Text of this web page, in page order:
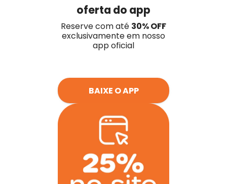
oferta do app
Reserve com até 30% OFF
exclusivamente em nosso
app oficial
BAIXE O APP